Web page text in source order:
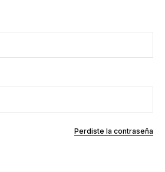
Perdiste la contraseña